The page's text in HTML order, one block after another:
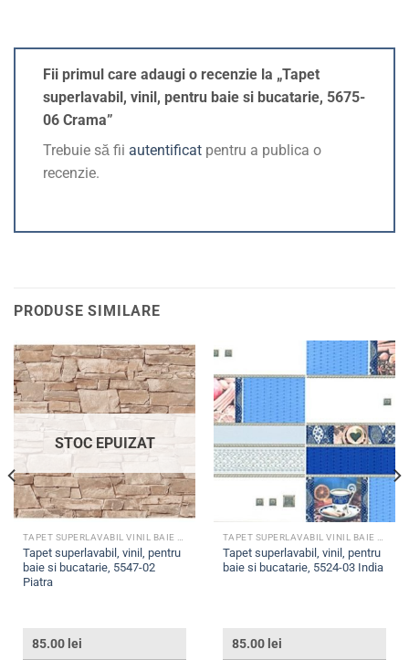
Fii primul care adaugi o recenzie la „Tapet
superlavabil, vinil, pentru baie si bucatarie, 5675-
06 Crama”
Trebuie să fii autentificat pentru a publica o
recenzie.
PRODUSE SIMILARE
STOC EPUIZAT
TAPET SUPERLAVABIL VINIL BAIE SI BUCATARIE
Tapet superlavabil, vinil, pentru
baie si bucatarie, 5547-02
Piatra
85.00 lei
TAPET SUPERLAVABIL VINIL BAIE SI BUCATARIE
Tapet superlavabil, vinil, pentru
baie si bucatarie, 5524-03 India
85.00 lei